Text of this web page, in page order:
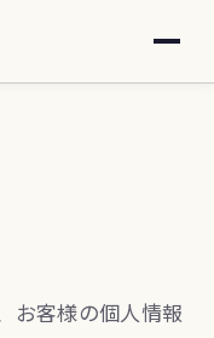
お客様の個人情報